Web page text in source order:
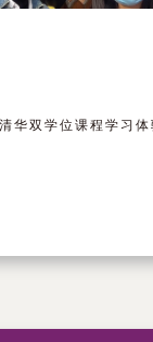
华双学位课程学习体